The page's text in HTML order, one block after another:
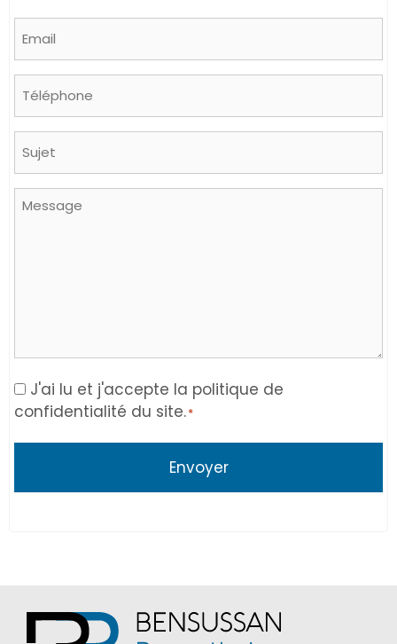
Message
Consent
*
J'ai lu et j'accepte la politique de
confidentialité du site.*